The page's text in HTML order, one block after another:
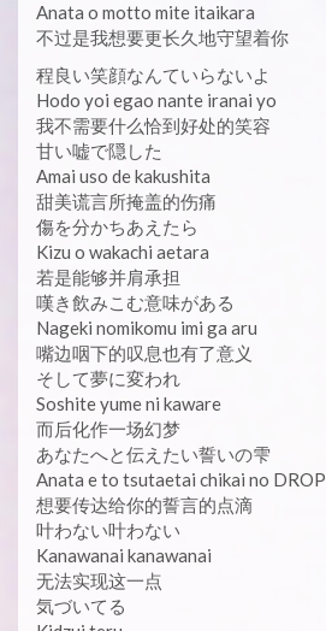
Anata o motto mite itaikara
不过是我想要更长久地守望着你
程良い笑顔なんていらないよ
Hodo yoi egao nante iranai yo
我不需要什么恰到好处的笑容
甘い嘘で隠した
Amai uso de kakushita
甜美谎言所掩盖的伤痛
傷を分かちあえたら
Kizu o wakachi aetara
若是能够并肩承担
嘆き飲みこむ意味がある
Nageki nomikomu imi ga aru
嘴边咽下的叹息也有了意义
そして夢に変われ
Soshite yume ni kaware
而后化作一场幻梦
あなたへと伝えたい誓いの雫
Anata e to tsutaetai chikai no DROP
想要传达给你的誓言的点滴
叶わない叶わない
Kanawanai kanawanai
无法实现这一点
気づいてる